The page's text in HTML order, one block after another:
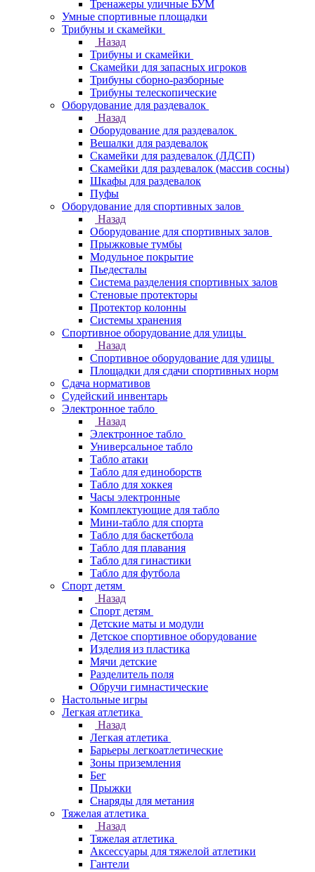
Тренажеры уличные БУМ
Умные спортивные площадки
Трибуны и скамейки
Назад
Трибуны и скамейки
Скамейки для запасных игроков
Трибуны сборно-разборные
Трибуны телескопические
Оборудование для раздевалок
Назад
Оборудование для раздевалок
Вешалки для раздевалок
Скамейки для раздевалок (ЛДСП)
Скамейки для раздевалок (массив сосны)
Шкафы для раздевалок
Пуфы
Оборудование для спортивных залов
Назад
Оборудование для спортивных залов
Прыжковые тумбы
Модульное покрытие
Пьедесталы
Система разделения спортивных залов
Стеновые протекторы
Протектор колонны
Системы хранения
Спортивное оборудование для улицы
Назад
Спортивное оборудование для улицы
Площадки для сдачи спортивных норм
Сдача нормативов
Судейский инвентарь
Электронное табло
Назад
Электронное табло
Универсальное табло
Табло атаки
Табло для единоборств
Табло для хоккея
Часы электронные
Комплектующие для табло
Мини-табло для спорта
Табло для баскетбола
Табло для плавания
Табло для гинастики
Табло для футбола
Спорт детям
Назад
Спорт детям
Детские маты и модули
Детское спортивное оборудование
Изделия из пластика
Мячи детские
Разделитель поля
Обручи гимнастические
Настольные игры
Легкая атлетика
Назад
Легкая атлетика
Барьеры легкоатлетические
Зоны приземления
Бег
Прыжки
Снаряды для метания
Тяжелая атлетика
Назад
Тяжелая атлетика
Аксессуары для тяжелой атлетики
Гантели